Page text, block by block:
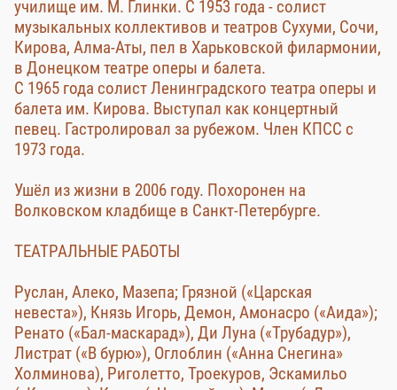
училище им. М. Глинки. С 1953 года - солист
музыкальных коллективов и театров Сухуми, Сочи,
Кирова, Алма-Аты, пел в Харьковской филармонии,
в Донецком театре оперы и балета.
С 1965 года солист Ленинградского театра оперы и
балета им. Кирова. Выступал как концертный
певец. Гастролировал за рубежом. Член КПСС с
1973 года.
Ушёл из жизни в 2006 году. Похоронен на
Волковском кладбище в Санкт-Петербурге.
ТЕАТРАЛЬНЫЕ РАБОТЫ
Руслан, Алеко, Мазепа; Грязной («Царская
невеста»), Князь Игорь, Демон, Амонасро («Аида»);
Ренато («Бал-маскарад»), Ди Луна («Трубадур»),
Листрат («В бурю»), Оглоблин («Анна Снегина»
Холминова), Риголетто, Троекуров, Эскамильо